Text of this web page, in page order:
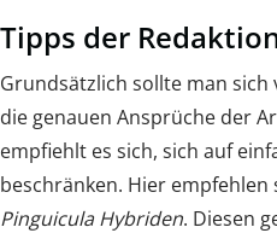
Tipps der
Grundsätzlich sollte man
die genauen Ansprüche der
empfiehlt es sich, sich auf
beschränken. Hier
Pinguicula Hybriden. Diesen